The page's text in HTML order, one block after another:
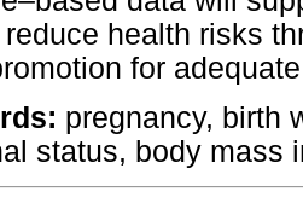
health risks
for
pregnancy, birth
status, body mass